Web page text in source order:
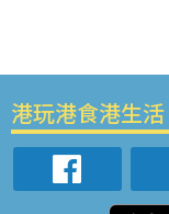
港玩港食港生活